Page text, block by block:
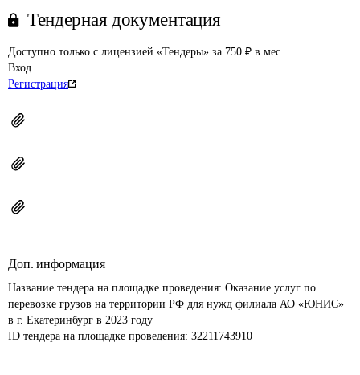
Тендерная документация
Доступно только с лицензией «Тендеры» за 750 ₽ в мес
Вход
Регистрация
Доп. информация
Название тендера на площадке проведения: Оказание услуг по
перевозке грузов на территории РФ для нужд филиала АО «ЮНИС»
в г. Екатеринбург в 2023 году
ID тендера на площадке проведения: 32211743910